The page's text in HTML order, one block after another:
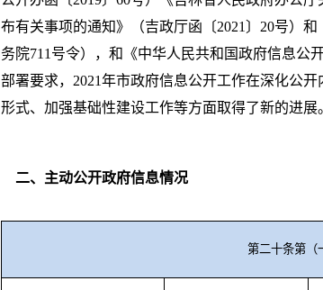
布有关事项的通知》（吉政厅函〔2021〕20号）
务院711号令），和《中华人民共和国政府信息公
部署要求，2021年市政府信息公开工作在深化公
形式、加强基础性建设工作等方面取得了新的进展
二、主动公开政府信息情况
第二十条第（